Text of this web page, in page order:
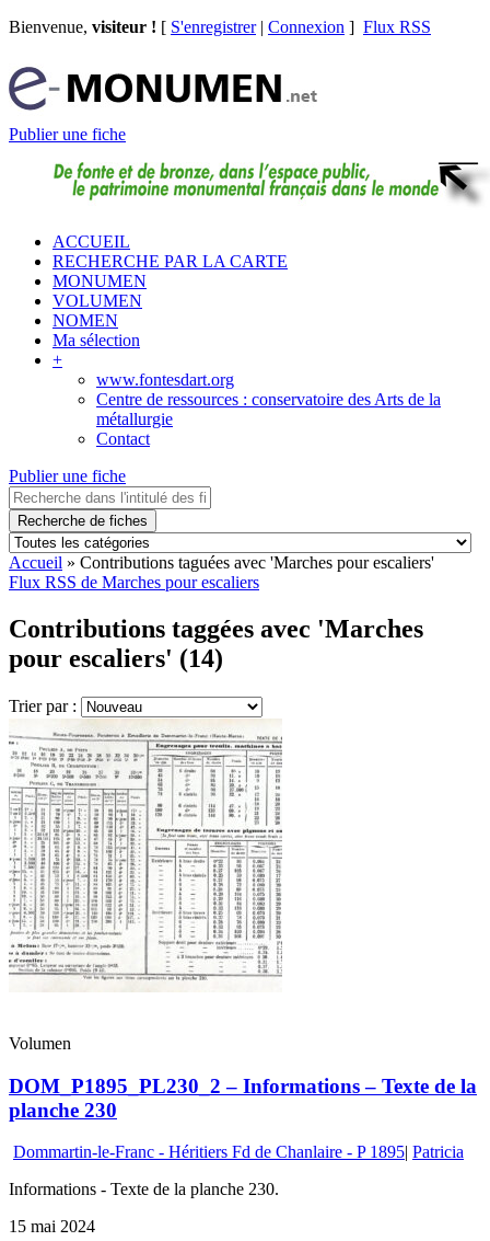
Bienvenue, visiteur ! [ S'enregistrer| Connexion ] Flux RSS
Publier une fiche
ACCUEIL
RECHERCHE PAR LA CARTE
MONUMEN
VOLUMEN
NOMEN
Ma sélection
+
www.fontesdart.org
Centre de ressources : conservatoire des Arts de la
métallurgie
Contact
Publier une fiche
Recherche de fiches
Accueil » Contributions taguées avec 'Marches pour escaliers'
Flux RSS de Marches pour escaliers
Contributions taggées avec 'Marches
pour escaliers' (14)
Trier par :
Volumen
DOM_P1895_PL230_2 – Informations – Texte de la
planche 230
Dommartin-le-Franc - Héritiers Fd de Chanlaire - P 1895| Patricia
Informations - Texte de la planche 230.
15 mai 2024